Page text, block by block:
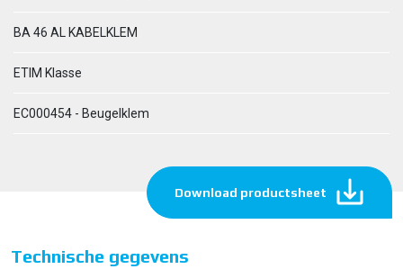
BA 46 AL KABELKLEM
ETIM Klasse
EC000454 - Beugelklem
Download productsheet
Technische gegevens